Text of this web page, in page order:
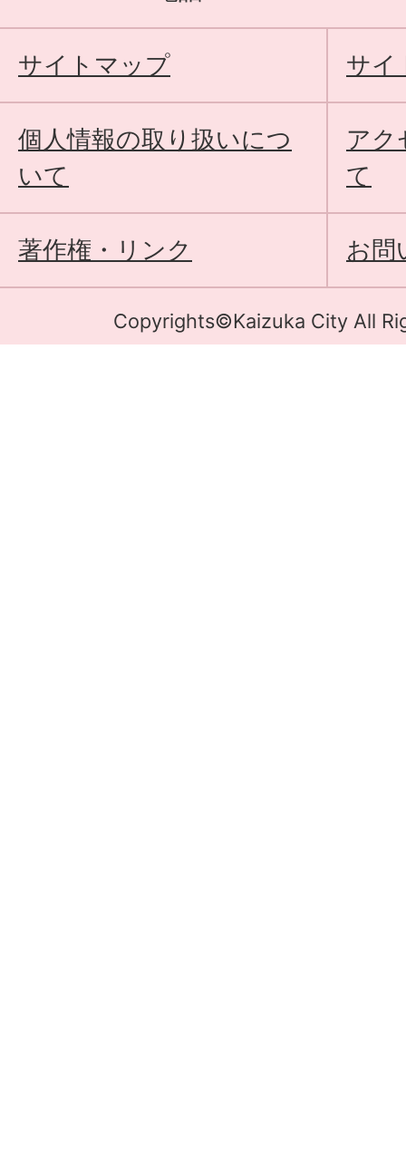
サイトマップ サイ
個人情報の取り扱いにつ
いて
アク
て
著作権・リンク お問
Copyrights©Kaizuka City All